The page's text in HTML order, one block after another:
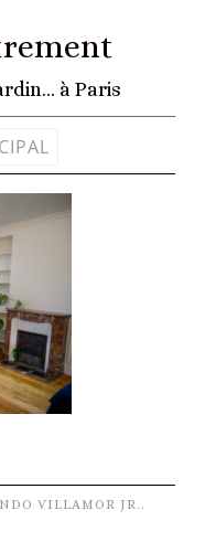
à Paris
VILLAMOR JR. .